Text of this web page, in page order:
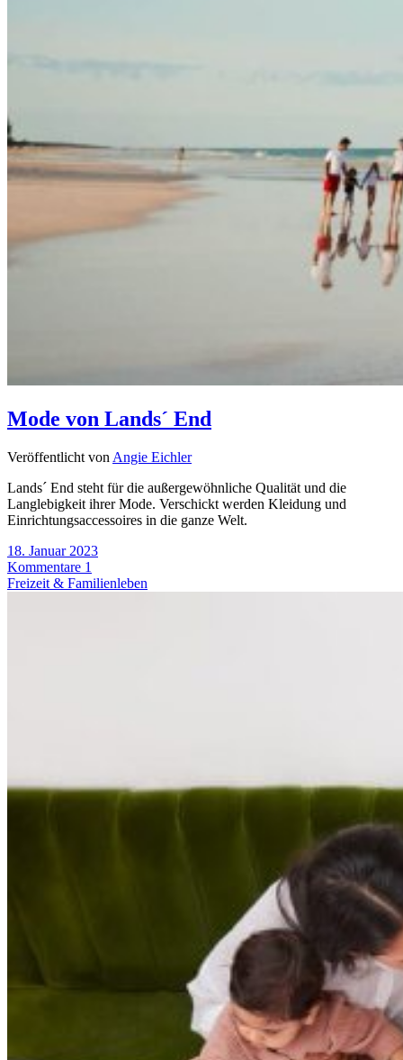
Mode von Lands´ End
Veröffentlicht von Angie Eichler
Lands´ End steht für die außergewöhnliche Qualität und die
Langlebigkeit ihrer Mode. Verschickt werden Kleidung und
Einrichtungsaccessoires in die ganze Welt.
18. Januar 2023
Kommentare 1
Freizeit & Familienleben